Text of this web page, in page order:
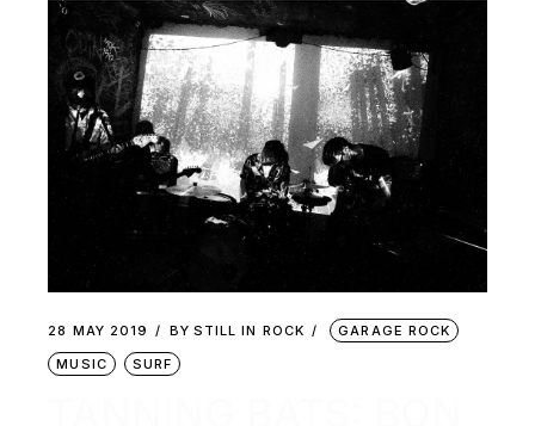
28 MAY 2019 BY STILL IN ROCK
GARAGE ROCK
MUSIC
SURF